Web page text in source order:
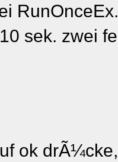
sek. zwei
ok